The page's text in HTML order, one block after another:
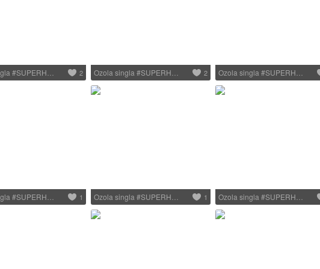
#SUPERH… 2 Ozola singla #SUPERH… 2 Ozola singla #SUPERH…
#SUPERH… 1 Ozola singla #SUPERH… 1 Ozola singla #SUPERH…